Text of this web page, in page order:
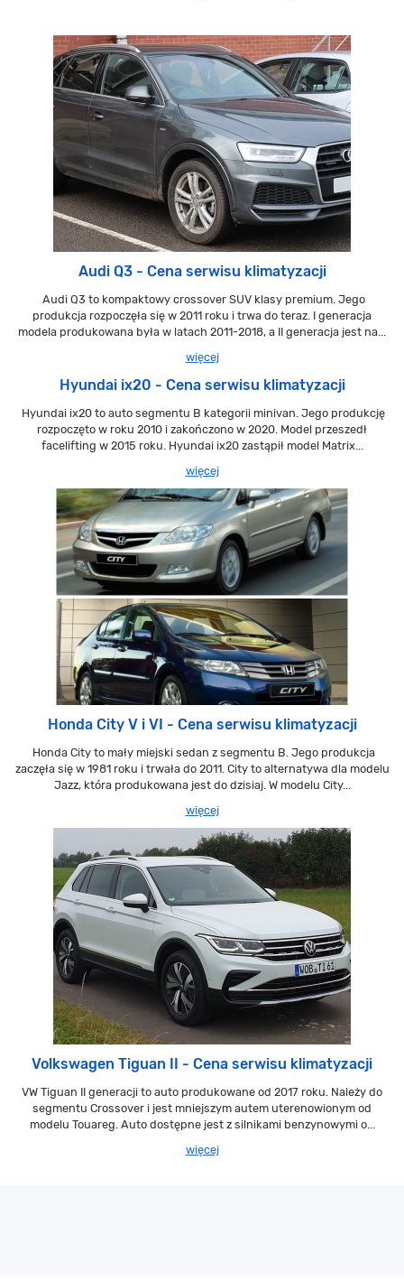
Audi Q3 - Cena serwisu klimatyzacji
Audi Q3 to kompaktowy crossover SUV klasy premium. Jego
produkcja rozpoczęła się w 2011 roku i trwa do teraz. I generacja
modela produkowana była w latach 2011-2018, a II generacja jest na...
więcej
Hyundai ix20 - Cena serwisu klimatyzacji
Hyundai ix20 to auto segmentu B kategorii minivan. Jego produkcję
rozpoczęto w roku 2010 i zakończono w 2020. Model przeszedł
facelifting w 2015 roku. Hyundai ix20 zastąpił model Matrix...
więcej
Honda City V i VI - Cena serwisu klimatyzacji
Honda City to mały miejski sedan z segmentu B. Jego produkcja
zaczęła się w 1981 roku i trwała do 2011. City to alternatywa dla modelu
Jazz, która produkowana jest do dzisiaj. W modelu City...
więcej
Volkswagen Tiguan II - Cena serwisu klimatyzacji
VW Tiguan II generacji to auto produkowane od 2017 roku. Należy do
segmentu Crossover i jest mniejszym autem uterenowionym od
modelu Touareg. Auto dostępne jest z silnikami benzynowymi o...
więcej